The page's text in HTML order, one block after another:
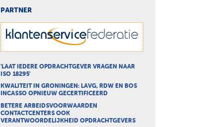
PARTNER
'LAAT IEDERE OPDRACHTGEVER VRAGEN NAAR
ISO 18295'
KWALITEIT IN GRONINGEN: LAVG, RDW EN BOS
INCASSO OPNIEUW GECERTIFICEERD
BETERE ARBEIDSVOORWAARDEN
CONTACTCENTERS OOK
VERANTWOORDELIJKHEID OPDRACHTGEVERS